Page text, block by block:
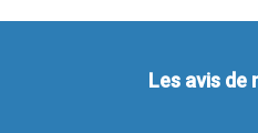
Les avis de